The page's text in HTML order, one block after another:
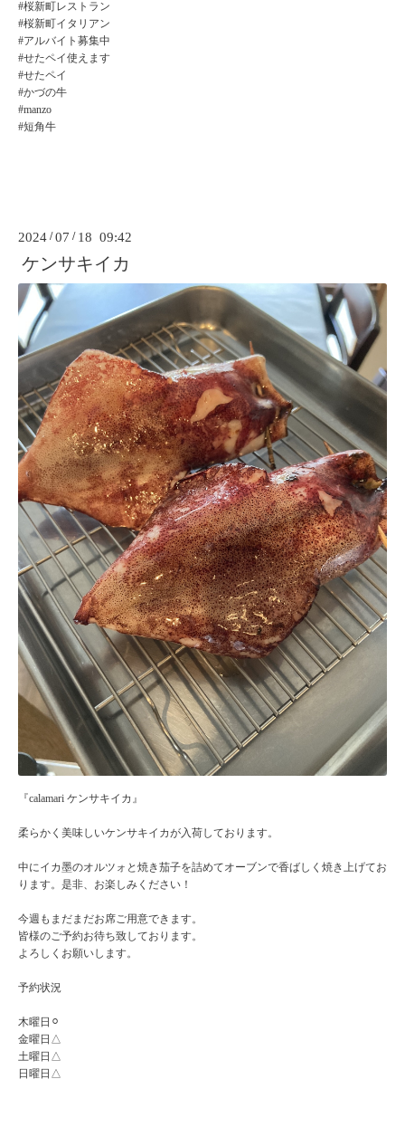
#桜新町レストラン
#桜新町イタリアン
#アルバイト募集中
#せたペイ使えます
#せたペイ
#かづの牛
#manzo
#短角牛
2024 /07 / 18 09:42
ケンサキイカ
『calamari ケンサキイカ』
柔らかく美味しいケンサキイカが入荷しております。
中にイカ墨のオルツォと焼き茄子を詰めてオーブンで香ばしく焼き上げてお
ります。是非、お楽しみください！
今週もまだまだお席ご用意できます。
皆様のご予約お待ち致しております。
よろしくお願いします。
予約状況
木曜日⚪︎
金曜日△
土曜日△
日曜日△